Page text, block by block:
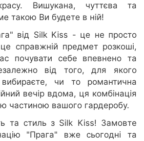
Вишукана, чуттєва та
такою Ви будете в ній!
від Silk Kiss - це не просто
це справжній предмет розкоші,
почувати себе впевнено та
від того, для якого
чи то романтична
вечір вдома, ця комбінація
частиною вашого гардеробу.
та стиль з Silk Kiss! Замовте
"Прага" вже сьогодні та